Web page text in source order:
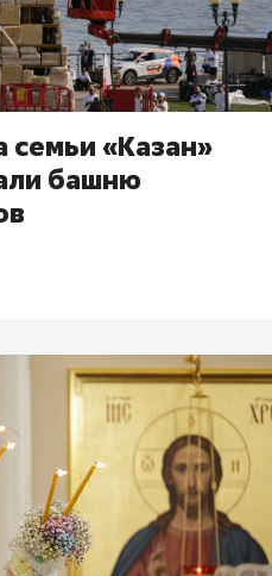
семьи «Казан»
башню